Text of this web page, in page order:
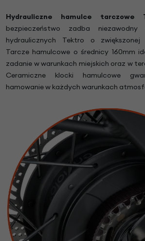
Hydrauliczne hamulce tarczowe
bezpieczeństwo zadba niezawodny
hydraulicznych Tektro o zwiększonej
Tarcze hamulcowe o średnicy 160mm
zadanie w warunkach miejskich oraz w
Ceramiczne klocki hamulcowe
hamowanie w każdych warunkach